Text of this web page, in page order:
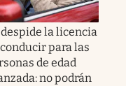
despide la licencia
para las
de edad
no podrán